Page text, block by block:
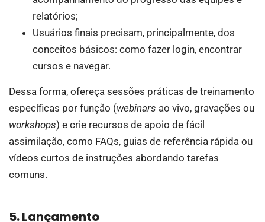
relatórios;
Usuários finais precisam, principalmente, dos
conceitos básicos: como fazer login, encontrar
cursos e navegar.
Dessa forma, ofereça sessões práticas de treinamento
específicas por função (webinars ao vivo, gravações ou
workshops) e crie recursos de apoio de fácil
assimilação, como FAQs, guias de referência rápida ou
vídeos curtos de instruções abordando tarefas
comuns.
5. Lançamento